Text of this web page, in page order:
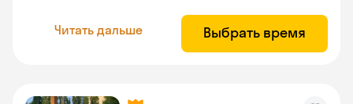
Читать дальше Выбрать время